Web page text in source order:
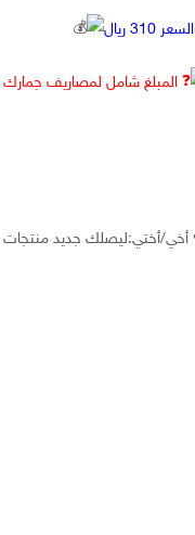
السعر 310 ريال
المبلغ شامل لمصاريف جمارك
أخي/أختي:ليصلك جديد منتجات